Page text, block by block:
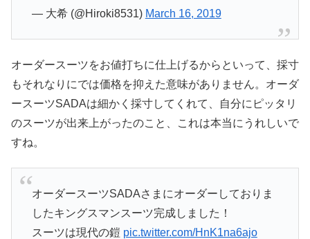
— 大希 (@Hiroki8531) March 16, 2019
オーダースーツをお値打ちに仕上げるからといって、採寸
もそれなりにでは価格を抑えた意味がありません。オーダ
ースーツSADAは細かく採寸してくれて、自分にピッタリ
のスーツが出来上がったのこと、これは本当にうれしいで
すね。
オーダースーツSADAさまにオーダーしておりま
したキングスマンスーツ完成しました！
スーツは現代の鎧 pic.twitter.com/HnK1na6ajo